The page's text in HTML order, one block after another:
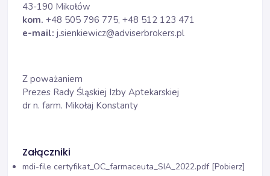
43-190 Mikołów
kom. +48 505 796 775, +48 512 123 471
e-mail: j.sienkiewicz@adviserbrokers.pl
Z poważaniem
Prezes Rady Śląskiej Izby Aptekarskiej
dr n. farm. Mikołaj Konstanty
Załączniki
mdi-file certyfikat_OC_farmaceuta_SIA_2022.pdf [Pobierz]